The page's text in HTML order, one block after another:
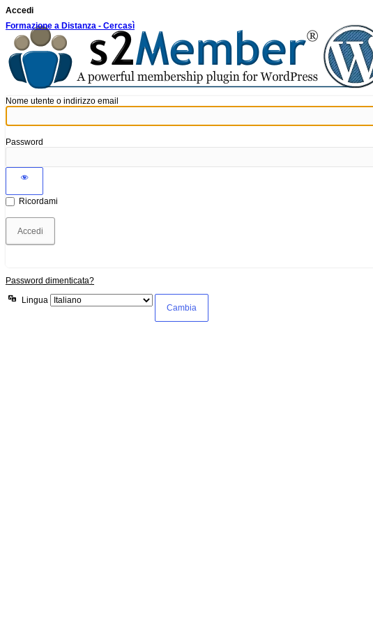
Accedi
Formazione a Distanza - Cercasì
Nome utente o indirizzo email
Password
Ricordami
Password dimenticata?
Lingua